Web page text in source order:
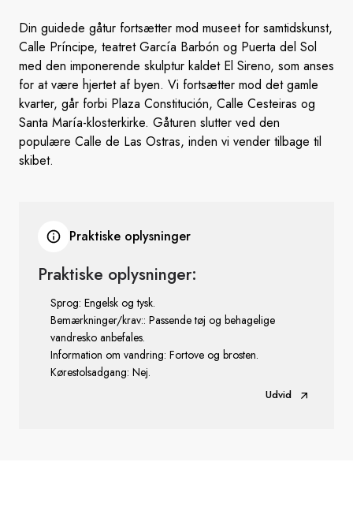
Din guidede gåtur fortsætter mod museet for samtidskunst,
Calle Príncipe, teatret García Barbón og Puerta del Sol
med den imponerende skulptur kaldet El Sireno, som anses
for at være hjertet af byen. Vi fortsætter mod det gamle
kvarter, går forbi Plaza Constitución, Calle Cesteiras og
Santa María-klosterkirke. Gåturen slutter ved den
populære Calle de Las Ostras, inden vi vender tilbage til
skibet.
Praktiske oplysninger
Praktiske oplysninger:
Sprog: Engelsk og tysk.
Bemærkninger/krav:: Passende tøj og behagelige
vandresko anbefales.
Information om vandring: Fortove og brosten.
Kørestolsadgang: Nej.
Udvid